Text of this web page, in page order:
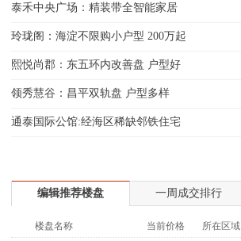
泰禾中央广场：精装带全智能家居
玲珑阁：海淀不限购小户型 200万起
熙悦尚郡：东五环内改善盘 户型好
领秀慧谷：昌平双轨盘 户型多样
通泰国际公馆:经海区稀缺邻铁住宅
编辑推荐楼盘 一周成交排行
楼盘名称 当前价格
所在区域